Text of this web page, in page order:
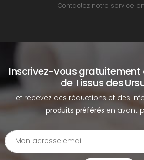
Contactez notre service
Inscrivez-vous gratuitement
de Tissus des
et recevez des réductions et des
produits préférés en avant